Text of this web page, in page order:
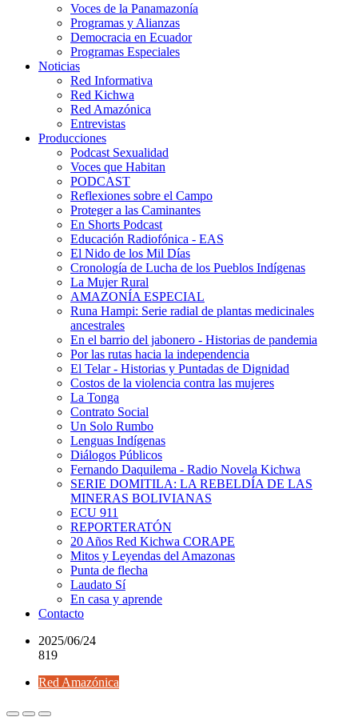
Voces de la Panamazonía
Programas y Alianzas
Democracia en Ecuador
Programas Especiales
Noticias
Red Informativa
Red Kichwa
Red Amazónica
Entrevistas
Producciones
Podcast Sexualidad
Voces que Habitan
PODCAST
Reflexiones sobre el Campo
Proteger a las Caminantes
En Shorts Podcast
Educación Radiofónica - EAS
El Nido de los Mil Días
Cronología de Lucha de los Pueblos Indígenas
La Mujer Rural
AMAZONÍA ESPECIAL
Runa Hampi: Serie radial de plantas medicinales
ancestrales
En el barrio del jabonero - Historias de pandemia
Por las rutas hacia la independencia
El Telar - Historias y Puntadas de Dignidad
Costos de la violencia contra las mujeres
La Tonga
Contrato Social
Un Solo Rumbo
Lenguas Indígenas
Diálogos Públicos
Fernando Daquilema - Radio Novela Kichwa
SERIE DOMITILA: LA REBELDÍA DE LAS
MINERAS BOLIVIANAS
ECU 911
REPORTERATÓN
20 Años Red Kichwa CORAPE
Mitos y Leyendas del Amazonas
Punta de flecha
Laudato Sí
En casa y aprende
Contacto
2025/06/24
819
Red Amazónica